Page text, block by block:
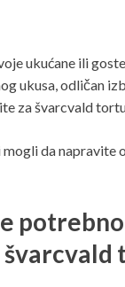
ukućane ili
ukusa, odličan
za švarcvald
mogli da napravite